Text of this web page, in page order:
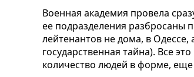
Военная академия провела
ее подразделения разбросаны
лейтенантов не дома, в
государственная тайна). Все
количество людей в форме,